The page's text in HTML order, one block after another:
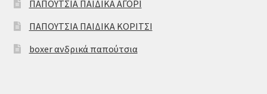
ΠΑΠΟΥΤΣΙΑ ΠΑΙΔΙΚΑ ΑΓΟΡΙ
ΠΑΠΟΥΤΣΙΑ ΠΑΙΔΙΚΑ ΚΟΡΙΤΣΙ
boxer ανδρικά παπούτσια